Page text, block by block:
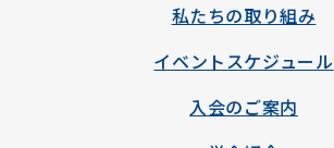
私たちの取り組み
イベントスケジュール
入会のご案内